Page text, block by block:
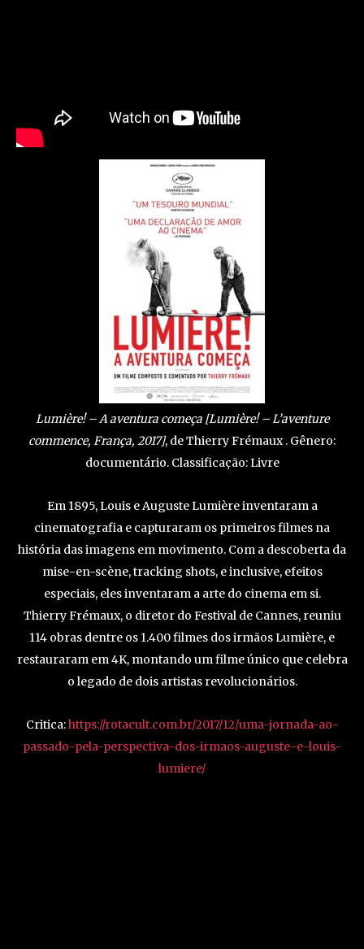
Lumière! – A aventura começa [Lumière! – L’aventure
commence, França, 2017], de Thierry Frémaux . Gênero:
documentário. Classificação: Livre
Em 1895, Louis e Auguste Lumière inventaram a
cinematografia e capturaram os primeiros filmes na
história das imagens em movimento. Com a descoberta da
mise-en-scène, tracking shots, e inclusive, efeitos
especiais, eles inventaram a arte do cinema em si.
Thierry Frémaux, o diretor do Festival de Cannes, reuniu
114 obras dentre os 1.400 filmes dos irmãos Lumière, e
restauraram em 4K, montando um filme único que celebra
o legado de dois artistas revolucionários.
Critica:https://rotacult.com.br/2017/12/uma-jornada-ao-
passado-pela-perspectiva-dos-irmaos-auguste-e-louis-
lumiere/